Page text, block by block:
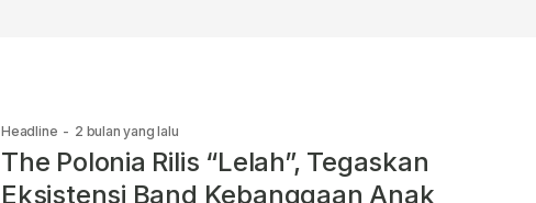
Headline - 2 bulan yang lalu
The Polonia Rilis “Lelah”, Tegaskan
Eksistensi Band Kebanggaan Anak